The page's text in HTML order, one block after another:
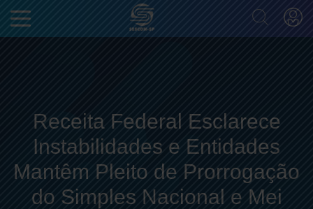
Receita Federal Esclarece
Instabilidades e Entidades
Mantêm Pleito de Prorrogação
do Simples Nacional e Mei